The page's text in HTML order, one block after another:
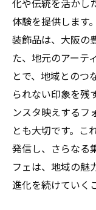
化や伝統を活かし
体験を提供します
装飾品は、大阪の
た、地元のアーテ
とで、地域とのつ
られない印象を残
ンスタ映えするフ
とも大切です。こ
発信し、さらなる
フェは、地域の魅
進化を続けていく